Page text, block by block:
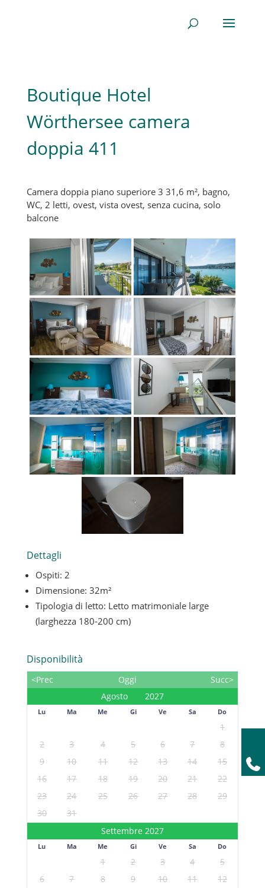
Boutique Hotel
Wörthersee camera
doppia 411
Camera doppia piano superiore 3 31,6 m², bagno,
WC, 2 letti, ovest, vista ovest, senza cucina, solo
balcone
Dettagli
Ospiti: 2
Dimensione: 32m²
Tipologia di letto: Letto matrimoniale large
(larghezza 180-200 cm)
Disponibilità
<Prec Oggi Succ>
Lu Ma Me Gi Ve Sa Do
1
2
3 4 5 6 7
8
9
10 11 12 13 14
15
16
17 18 19 20 21
22
23
24 25 26 27 28
29
30
31
Settembre 2027
Lu Ma Me Gi Ve Sa Do
1 2 3 4
5
6
7 8 9 10 11
12